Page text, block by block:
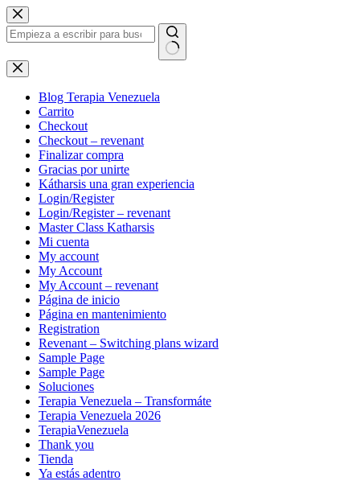
Saltar
al
contenido
Sin
resultados
Blog Terapia Venezuela
Carrito
Checkout
Checkout – revenant
Finalizar compra
Gracias por unirte
Kátharsis una gran experiencia
Login/Register
Login/Register – revenant
Master Class Katharsis
Mi cuenta
My account
My Account
My Account – revenant
Página de inicio
Página en mantenimiento
Registration
Revenant – Switching plans wizard
Sample Page
Sample Page
Soluciones
Terapia Venezuela – Transformáte
Terapia Venezuela 2026
TerapiaVenezuela
Thank you
Tienda
Ya estás adentro